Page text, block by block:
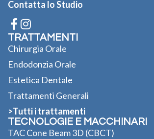
Contatta lo Studio
TRATTAMENTI
Chirurgia Orale
Endodonzia Orale
Estetica Dentale
Trattamenti Generali
>Tutti i trattamenti
TECNOLOGIE E MACCHINARI
TAC Cone Beam 3D (CBCT)